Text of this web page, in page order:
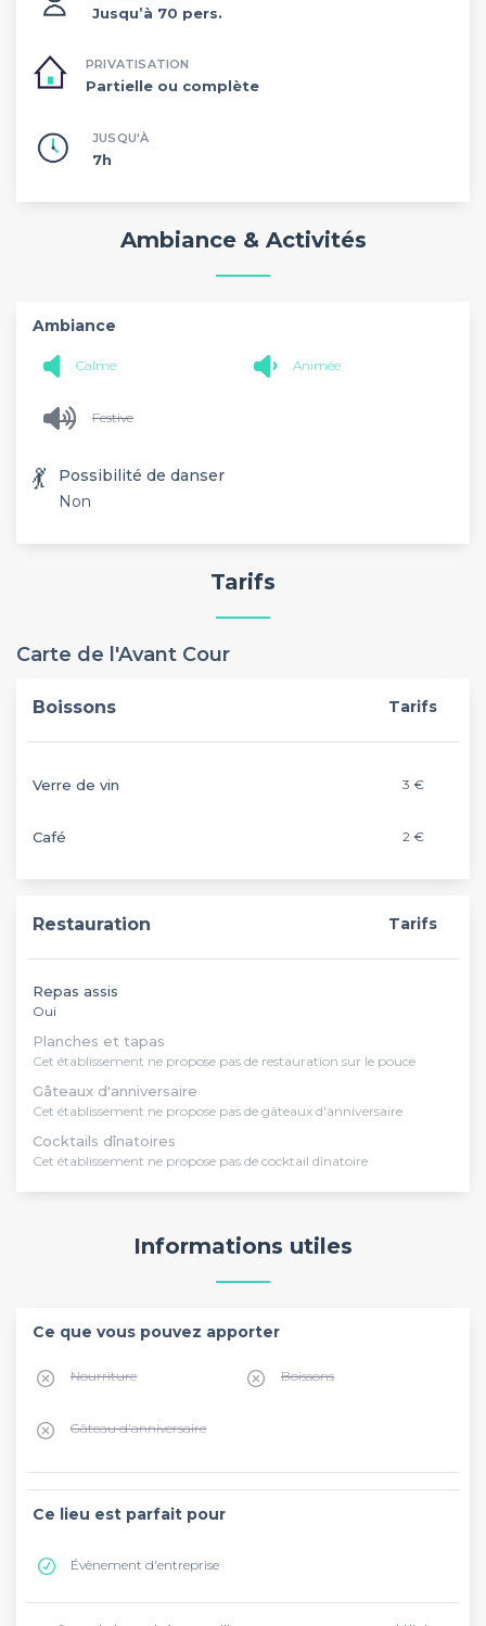
Jusqu’à 70 pers.
PRIVATISATION
Partielle ou complète
JUSQU'À
7h
Ambiance & Activités
Ambiance
Calme Animée
Festive
💃
Possibilité de danser
Non
Tarifs
Carte de l'Avant Cour
Boissons Tarifs
Verre de vin 3 €
Café 2 €
Restauration Tarifs
Repas assis
Oui
Planches et tapas
Cet établissement ne propose pas de restauration sur le pouce
Gâteaux d'anniversaire
Cet établissement ne propose pas de gâteaux d'anniversaire
Cocktails dînatoires
Cet établissement ne propose pas de cocktail dînatoire
Informations utiles
Ce que vous pouvez apporter
Nourriture Boissons
Gâteau d'anniversaire
Ce lieu est parfait pour
Évènement d'entreprise